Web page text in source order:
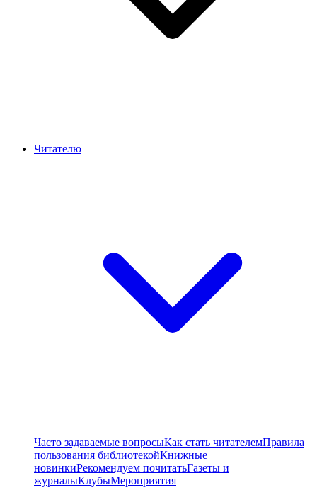
Читателю
Часто задаваемые вопросыКак стать читателемПравила
пользования библиотекойКнижные
новинкиРекомендуем почитатьГазеты и
журналыКлубыМероприятия